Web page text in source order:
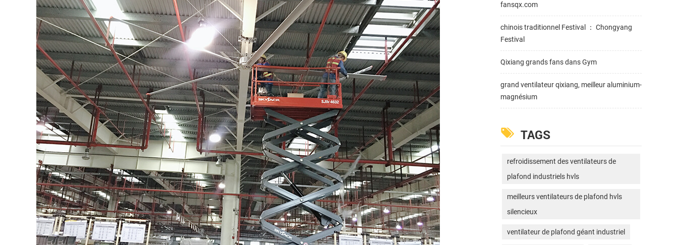
fansqx.com
chinois traditionnel Festival ： Chongyang
Festival
Qixiang grands fans dans Gym
grand ventilateur qixiang, meilleur aluminium-
magnésium
TAGS
refroidissement des ventilateurs de
plafond industriels hvls
meilleurs ventilateurs de plafond hvls
silencieux
ventilateur de plafond géant industriel